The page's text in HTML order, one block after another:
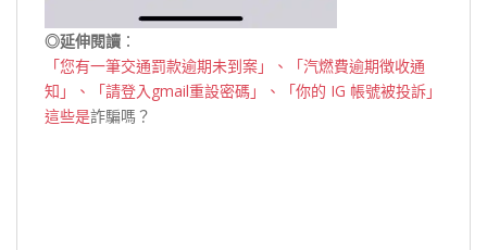
◎延伸閱讀 ：
「您有一筆交通罰款逾期未到案」、「汽燃費逾期徴收通
知」、「請登入gmail重設密碼」、「你的 IG 帳號被投訴」
這些是詐騙嗎？